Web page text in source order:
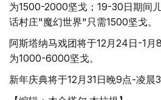
为1500-2000坚戈；19-30日期间
话村庄"魔幻世界"只需1500坚戈。
阿斯塔纳马戏团将于12月24日-1月
为1000-6000坚戈。
新年庆典将于12月31日晚9点-凌晨